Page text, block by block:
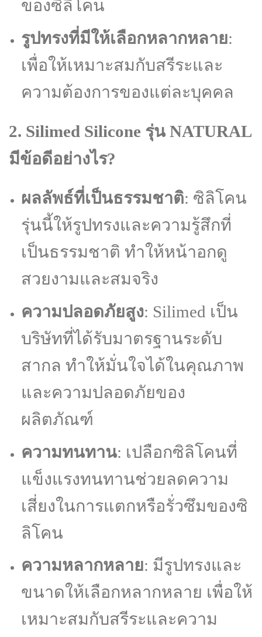
ของซิลิโคน
รูปทรงที่มีให้เลือกหลากหลาย:
เพื่อให้เหมาะสมกับสรีระและ
ความต้องการของแต่ละบุคคล
2. Silimed Silicone รุ่น NATURAL
มีข้อดีอย่างไร?
ผลลัพธ์ที่เป็นธรรมชาติ: ซิลิโคน
รุ่นนี้ให้รูปทรงและความรู้สึกที่
เป็นธรรมชาติ ทำให้หน้าอกดู
สวยงามและสมจริง
ความปลอดภัยสูง: Silimed เป็น
บริษัทที่ได้รับมาตรฐานระดับ
สากล ทำให้มั่นใจได้ในคุณภาพ
และความปลอดภัยของ
ผลิตภัณฑ์
ความทนทาน: เปลือกซิลิโคนที่
แข็งแรงทนทานช่วยลดความ
เสี่ยงในการแตกหรือรั่วซึมของซิ
ลิโคน
ความหลากหลาย: มีรูปทรงและ
ขนาดให้เลือกหลากหลาย เพื่อให้
เหมาะสมกับสรีระและความ